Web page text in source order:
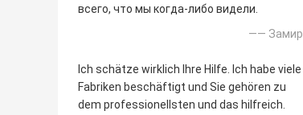
всего, что мы когда-либо видели.
—— Замир
Ich schätze wirklich Ihre Hilfe. Ich habe viele
Fabriken beschäftigt und Sie gehören zu
dem professionellsten und das hilfreich.